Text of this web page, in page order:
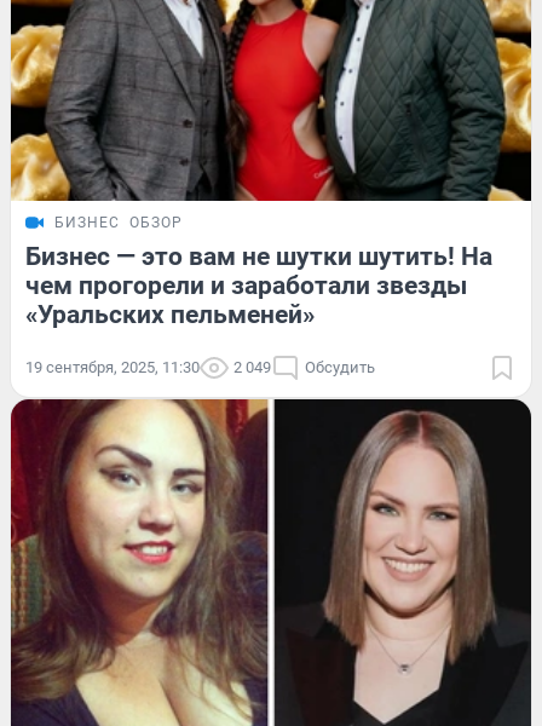
БИЗНЕС ОБЗОР
Бизнес — это вам не шутки шутить! На
чем прогорели и заработали звезды
«Уральских пельменей»
19 сентября, 2025, 11:30 2 049 Обсудить